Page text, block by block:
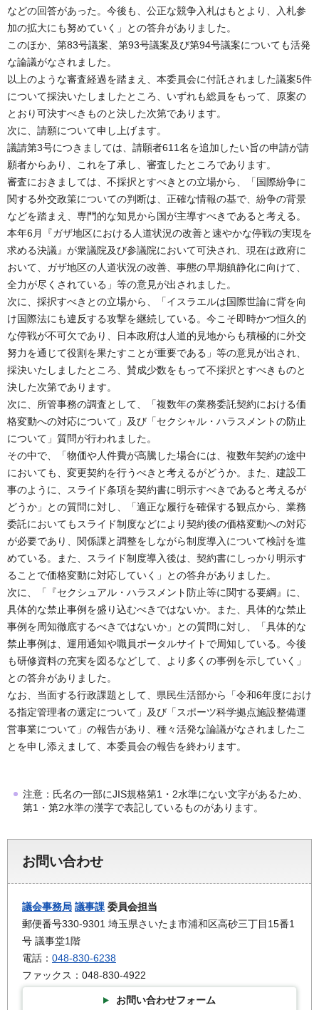
などの回答があった。今後も、公正な競争入札はもとより、入札参
加の拡大にも努めていく」との答弁がありました。
このほか、第83号議案、第93号議案及び第94号議案についても活発
な論議がなされました。
以上のような審査経過を踏まえ、本委員会に付託されました議案5件
について採決いたしましたところ、いずれも総員をもって、原案の
とおり可決すべきものと決した次第であります。
次に、請願について申し上げます。
議請第3号につきましては、請願者611名を追加したい旨の申請が請
願者からあり、これを了承し、審査したところであります。
審査におきましては、不採択とすべきとの立場から、「国際紛争に
関する外交政策についての判断は、正確な情報の基で、紛争の背景
などを踏まえ、専門的な知見から国が主導すべきであると考える。
本年6月『ガザ地区における人道状況の改善と速やかな停戦の実現を
求める決議』が衆議院及び参議院において可決され、現在は政府に
おいて、ガザ地区の人道状況の改善、事態の早期鎮静化に向けて、
全力が尽くされている」等の意見が出されました。
次に、採択すべきとの立場から、「イスラエルは国際世論に背を向
け国際法にも違反する攻撃を継続している。今こそ即時かつ恒久的
な停戦が不可欠であり、日本政府は人道的見地からも積極的に外交
努力を通じて役割を果たすことが重要である」等の意見が出され、
採決いたしましたところ、賛成少数をもって不採択とすべきものと
決した次第であります。
次に、所管事務の調査として、「複数年の業務委託契約における価
格変動への対応について」及び「セクシャル・ハラスメントの防止
について」質問が行われました。
その中で、「物価や人件費が高騰した場合には、複数年契約の途中
においても、変更契約を行うべきと考えるがどうか。また、建設工
事のように、スライド条項を契約書に明示すべきであると考えるが
どうか」との質問に対し、「適正な履行を確保する観点から、業務
委託においてもスライド制度などにより契約後の価格変動への対応
が必要であり、関係課と調整をしながら制度導入について検討を進
めている。また、スライド制度導入後は、契約書にしっかり明示す
ることで価格変動に対応していく」との答弁がありました。
次に、「『セクシュアル・ハラスメント防止等に関する要綱』に、
具体的な禁止事例を盛り込むべきではないか。また、具体的な禁止
事例を周知徹底するべきではないか」との質問に対し、「具体的な
禁止事例は、運用通知や職員ポータルサイトで周知している。今後
も研修資料の充実を図るなどして、より多くの事例を示していく」
との答弁がありました。
なお、当面する行政課題として、県民生活部から「令和6年度におけ
る指定管理者の選定について」及び「スポーツ科学拠点施設整備運
営事業について」の報告があり、種々活発な論議がなされましたこ
とを申し添えまして、本委員会の報告を終わります。
注意：氏名の一部にJIS規格第1・2水準にない文字があるため、
第1・第2水準の漢字で表記しているものがあります。
お問い合わせ
議会事務局 議事課 委員会担当
郵便番号330-9301 埼玉県さいたま市浦和区高砂三丁目15番1
号 議事堂1階
電話： 048-830-6238
ファックス：048-830-4922
お問い合わせフォーム